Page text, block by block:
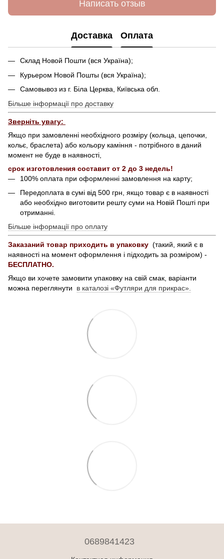
Написать отзыв
Доставка Оплата
Склад Новой Пошти (вся Україна);
Курьером Новой Пошты (вся Україна);
Самовывоз из г. Біла Церква, Київська обл.
Більше інформації про доставку
Зверніть увагу:
Якщо при замовленні необхідного розміру (кольца, цепочки,
кольє, браслета) або кольору каміння - потрібного в даний
момент не буде в наявності,
срок изготовления составит от 2 до 3 недель!
100% оплата при оформленні замовлення на карту;
Передоплата в сумі від 500 грн, якщо товар є в наявності
або необхідно виготовити решту суми на Новій Пошті при
отриманні.
Більше інформації про оплату
Заказаний товар приходить в упаковку (такий, який є в
наявності на момент оформлення і підходить за розміром) -
БЕСПЛАТНО.
Якщо ви хочете замовити упаковку на свій смак, варіанти
можна переглянути в каталозі «Футляри для прикрас».
0689841423